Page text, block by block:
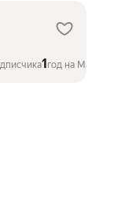
1год на Маркете